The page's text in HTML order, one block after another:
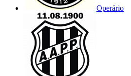
Operário